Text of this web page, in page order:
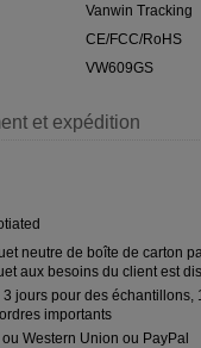
Vanwin Tracking
CE/FCC/RoHS
VW609GS
et expédition
neutre de boîte de carton
aux besoins du client est
3 jours pour des échantillons,
importants
ou Western Union ou PayPal